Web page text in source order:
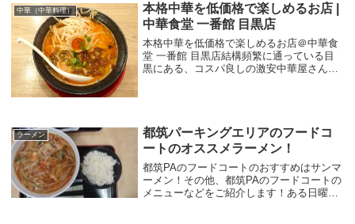
中華（中華料理）
本格中華を低価格で楽しめるお店 |
中華食堂 一番館 目黒店
本格中華を低価格で楽しめるお店＠中華食
堂 一番館 目黒店結構頻繁に通っている目
黒にある、コスパ良しの激安中華屋さん
ラーメン
都筑パーキングエリアのフードコ
ートのオススメラーメン！
都筑PAのフードコートのおすすめはサンマ
ーメン！その他、都筑PAのフードコートの
メニューなどをご紹介します！ある日曜日